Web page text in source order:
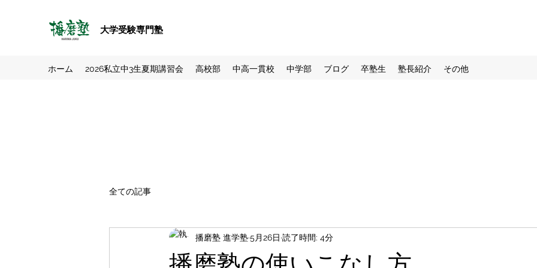
大学受験専門塾
ホーム 2026私立中3生夏期講習会 高校部 中高一貫校 中学部 ブログ 卒塾生 塾長紹介 その他
全ての記事
播磨塾 進学塾5月26日 読了時間: 4分